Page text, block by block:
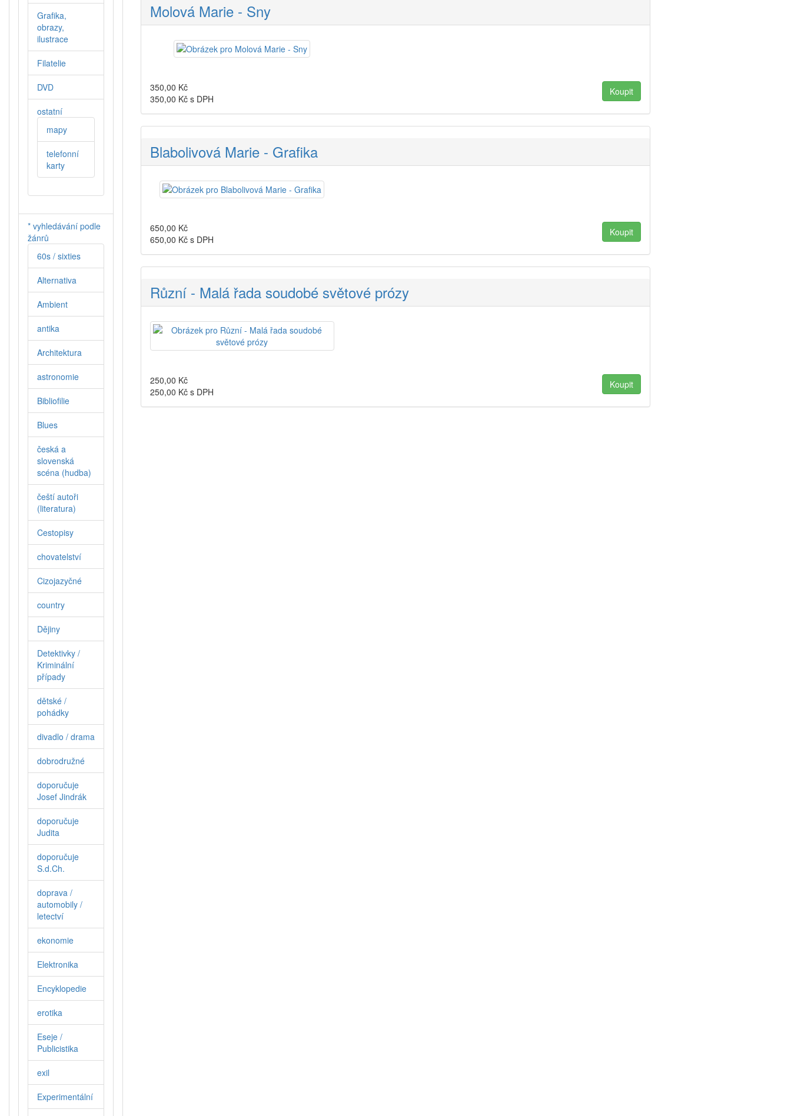
Molová Marie - Sny
350,00 Kč
350,00 Kč s DPH
Blabolivová Marie - Grafika
650,00 Kč
650,00 Kč s DPH
Různí - Malá řada soudobé světové prózy
250,00 Kč
250,00 Kč s DPH
Grafika,
obrazy,
ilustrace
Filatelie
DVD
ostatní
mapy
telefonní
karty
* vyhledávání podle
žánrů
60s / sixties
Alternativa
Ambient
antika
Architektura
astronomie
Bibliofilie
Blues
česká a
slovenská
scéna (hudba)
čeští autoři
(literatura)
Cestopisy
chovatelství
Cizojazyčné
country
Dějiny
Detektivky /
Kriminální
případy
dětské /
pohádky
divadlo / drama
dobrodružné
doporučuje
Josef Jindrák
doporučuje
Judita
doporučuje
S.d.Ch.
doprava /
automobily /
letectví
ekonomie
Elektronika
Encyklopedie
erotika
Eseje /
Publicistika
exil
Experimentální